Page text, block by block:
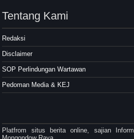
Tentang Kami
Redaksi
Disclaimer
SOP Perlindungan Wartawan
Pedoman Media & KEJ
Platfrom situs berita online, sajian